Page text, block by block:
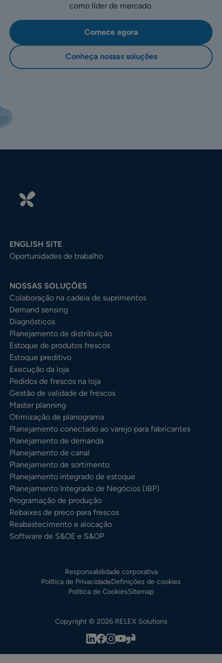
como líder de mercado.
Comece agora
Conheça nossas soluções
ENGLISH SITE
Oportunidades de trabalho
NOSSAS SOLUÇÕES
Colaboração na cadeia de suprimentos
Demand sensing
Diagnósticos
Planejamento de distribuição
Estoque de produtos frescos
Estoque preditivo
Execução da loja
Pedidos de frescos na loja
Gestão de validade de frescos
Master planning
Otimização de planograma
Planejamento conectado ao varejo para fabricantes
Planejamento de demanda
Planejamento de canal
Planejamento de sortimento
Planejamento integrado de estoque
Planejamento Integrado de Negócios (IBP)
Programação de produção
Rebaixes de preco para frescos
Reabastecimento e alocação
Software de S&OE e S&OP
Responsabilidade corporativa
Política de PrivacidadeDefinições de cookies
Política de CookiesSitemap
Copyright © 2026 RELEX Solutions